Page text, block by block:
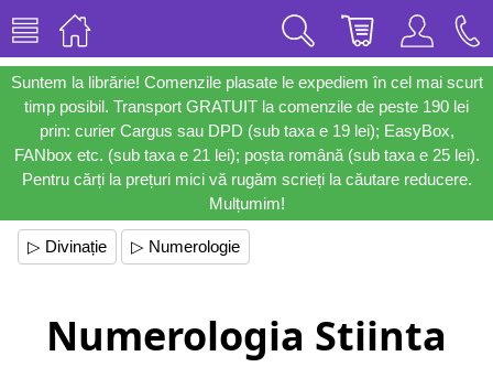
Suntem la librărie! Comenzile plasate le expediem în cel mai scurt
timp posibil. Transport GRATUIT la comenzile de peste 190 lei
prin: curier Cargus sau DPD (sub taxa e 19 lei); EasyBox,
FANbox etc. (sub taxa e 21 lei); poșta română (sub taxa e 25 lei).
Pentru cărți la prețuri mici vă rugăm scrieți la căutare reducere.
Mulțumim!
▷ Divinație ▷ Numerologie
Numerologia Stiinta